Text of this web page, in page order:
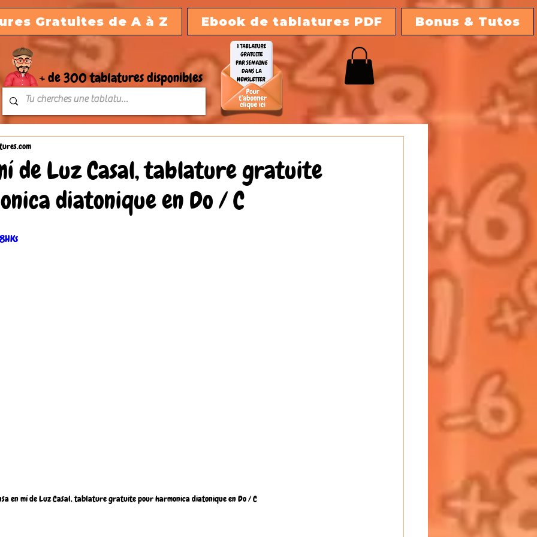
Gratuites de A à Z Ebook de tablatures PDF Bonus & Tutos
+ de 300 tablatures disponibles
de Luz Casal, tablature gratuite
diatonique en Do / C
en mí de Luz Casal, tablature gratuite pour harmonica diatonique en Do / C